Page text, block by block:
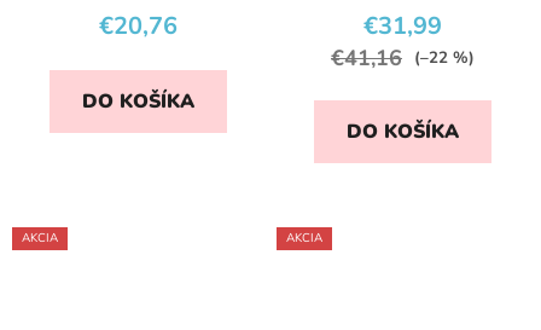
€20,76
DO KOŠÍKA
€31,99
€41,16 (–22 %)
DO KOŠÍKA
AKCIA AKCIA